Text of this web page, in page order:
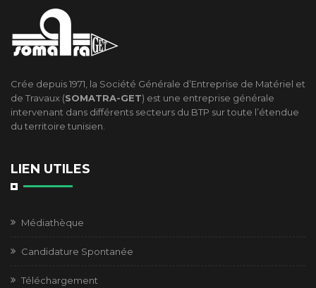
Crée depuis 1971, la Société Générale d’Entreprise de Matériel et
de Travaux (SOMATRA-GET) est une entreprise générale
intervenant dans différents secteurs du BTP sur toute l’étendue
du territoire tunisien.
LIEN UTILES
Médiathèque
Candidature Spontanée
Téléchargement